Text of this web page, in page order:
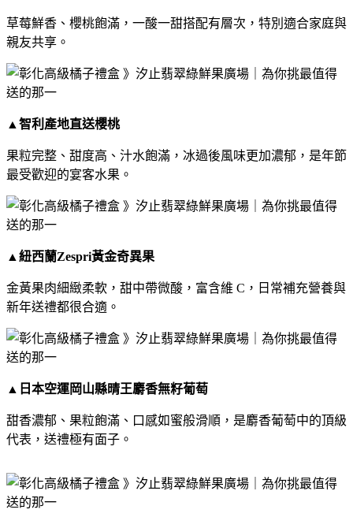
草莓鮮香、櫻桃飽滿，一酸一甜搭配有層次，特別適合家庭與
親友共享。
▲ 智利產地直送櫻桃
果粒完整、甜度高、汁水飽滿，冰過後風味更加濃郁，是年節
最受歡迎的宴客水果。
▲ 紐西蘭Zespri黃金奇異果
金黃果肉細緻柔軟，甜中帶微酸，富含維 C，日常補充營養與
新年送禮都很合適。
▲ 日本空運岡山縣晴王麝香無籽葡萄
甜香濃郁、果粒飽滿、口感如蜜般滑順，是麝香葡萄中的頂級
代表，送禮極有面子。